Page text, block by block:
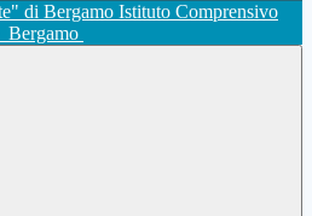
Istituto Comprensivo
Bergamo